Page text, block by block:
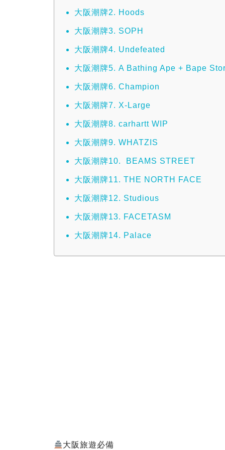
大阪潮牌2. Hoods
大阪潮牌3. SOPH
大阪潮牌4. Undefeated
大阪潮牌5. A Bathing Ape + Bape
大阪潮牌6. Champion
大阪潮牌7. X-Large
大阪潮牌8. carhartt WIP
大阪潮牌9. WHATZIS
大阪潮牌10. BEAMS STREET
大阪潮牌11. THE NORTH FACE
大阪潮牌12. Studious
大阪潮牌13. FACETASM
大阪潮牌14. Palace
大阪旅遊必備